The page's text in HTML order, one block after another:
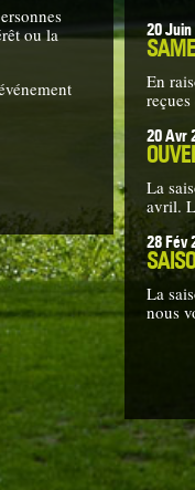
ou la
20 Juin
En
20 Avr
La
avril.
28 Fév
La
nous